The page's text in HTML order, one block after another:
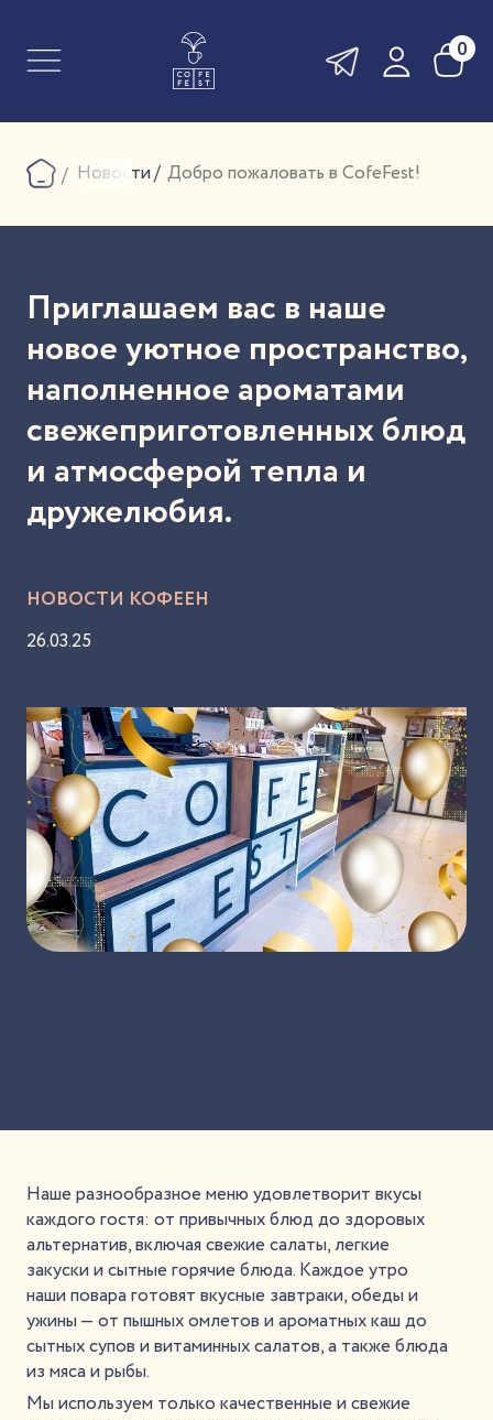
0
Новости Добро пожаловать в CofeFest!
Приглашаем вас в наше
новое уютное пространство,
наполненное ароматами
свежеприготовленных блюд
и атмосферой тепла и
дружелюбия.
НОВОСТИ КОФЕЕН
26.03.25
Наше разнообразное меню удовлетворит вкусы
каждого гостя: от привычных блюд до здоровых
альтернатив, включая свежие салаты, легкие
закуски и сытные горячие блюда. Каждое утро
наши повара готовят вкусные завтраки, обеды и
ужины — от пышных омлетов и ароматных каш до
сытных супов и витаминных салатов, а также блюда
из мяса и рыбы.
Мы используем только качественные и свежие